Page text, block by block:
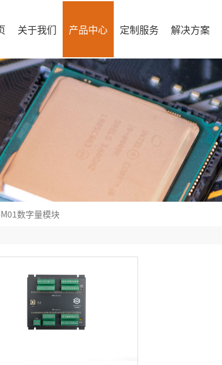
关于我们 产品中心 定制服务 解决方案
数字量模块